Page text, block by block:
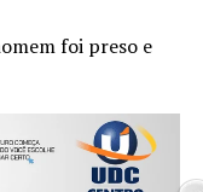
foi preso e